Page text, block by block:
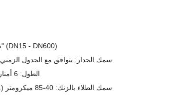
نطاق الحجم: 12.2 " - 24" (DN15 - DN600)
سمك الجدار: يتوافق مع الجدول الزمني 80 سمك الجدار الجدول
الطول: 6 أمتار (20 قدمًا) أو طول ثابت
سمك الطلاء بالزنك: 40-85 ميكرومتر (مجلفن بالغمس الساخن)